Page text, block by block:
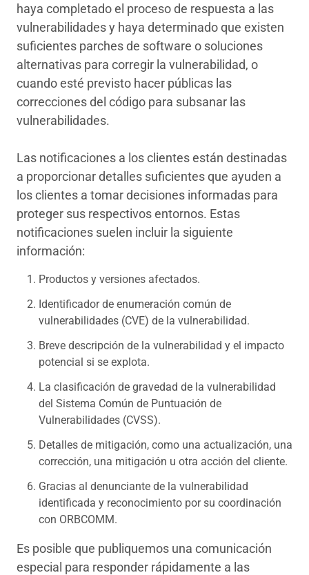
haya completado el proceso de respuesta a las
vulnerabilidades y haya determinado que existen
suficientes parches de software o soluciones
alternativas para corregir la vulnerabilidad, o
cuando esté previsto hacer públicas las
correcciones del código para subsanar las
vulnerabilidades.
Las notificaciones a los clientes están destinadas
a proporcionar detalles suficientes que ayuden a
los clientes a tomar decisiones informadas para
proteger sus respectivos entornos. Estas
notificaciones suelen incluir la siguiente
información:
Productos y versiones afectados.
Identificador de enumeración común de
vulnerabilidades (CVE) de la vulnerabilidad.
Breve descripción de la vulnerabilidad y el impacto
potencial si se explota.
La clasificación de gravedad de la vulnerabilidad
del Sistema Común de Puntuación de
Vulnerabilidades (CVSS).
Detalles de mitigación, como una actualización, una
corrección, una mitigación u otra acción del cliente.
Gracias al denunciante de la vulnerabilidad
identificada y reconocimiento por su coordinación
con ORBCOMM.
Es posible que publiquemos una comunicación
especial para responder rápidamente a las